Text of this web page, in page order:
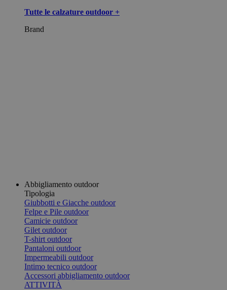
Tutte le calzature outdoor +
Brand
Abbigliamento outdoor
Tipologia
Giubbotti e Giacche outdoor
Felpe e Pile outdoor
Camicie outdoor
Gilet outdoor
T-shirt outdoor
Pantaloni outdoor
Impermeabili outdoor
Intimo tecnico outdoor
Accessori abbigliamento outdoor
ATTIVITÀ